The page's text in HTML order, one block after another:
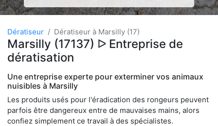
Dératiseur Dératiseur à Marsilly (17)
Marsilly (17137) ᐅ Entreprise de
dératisation
Une entreprise experte pour exterminer vos animaux
nuisibles à Marsilly
Les produits usés pour l'éradication des rongeurs peuvent
parfois être dangereux entre de mauvaises mains, alors
confiez simplement ce travail à des spécialistes.